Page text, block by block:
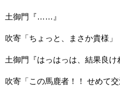
土御門『……』
吹寄「ちょっと、まさか貴様」
土御門『はっはっは、結果良け
吹寄「この馬鹿者！！ せめて